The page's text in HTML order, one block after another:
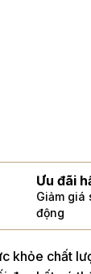
Ưu đãi
Giảm giá
động
khỏe chất